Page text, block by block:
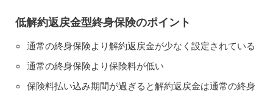
低解約返戻金型終身保険のポイント
通常の終身保険より解約返戻金が少なく設定されている
通常の終身保険より保険料が低い
保険料払い込み期間が過ぎると解約返戻金は通常の終身